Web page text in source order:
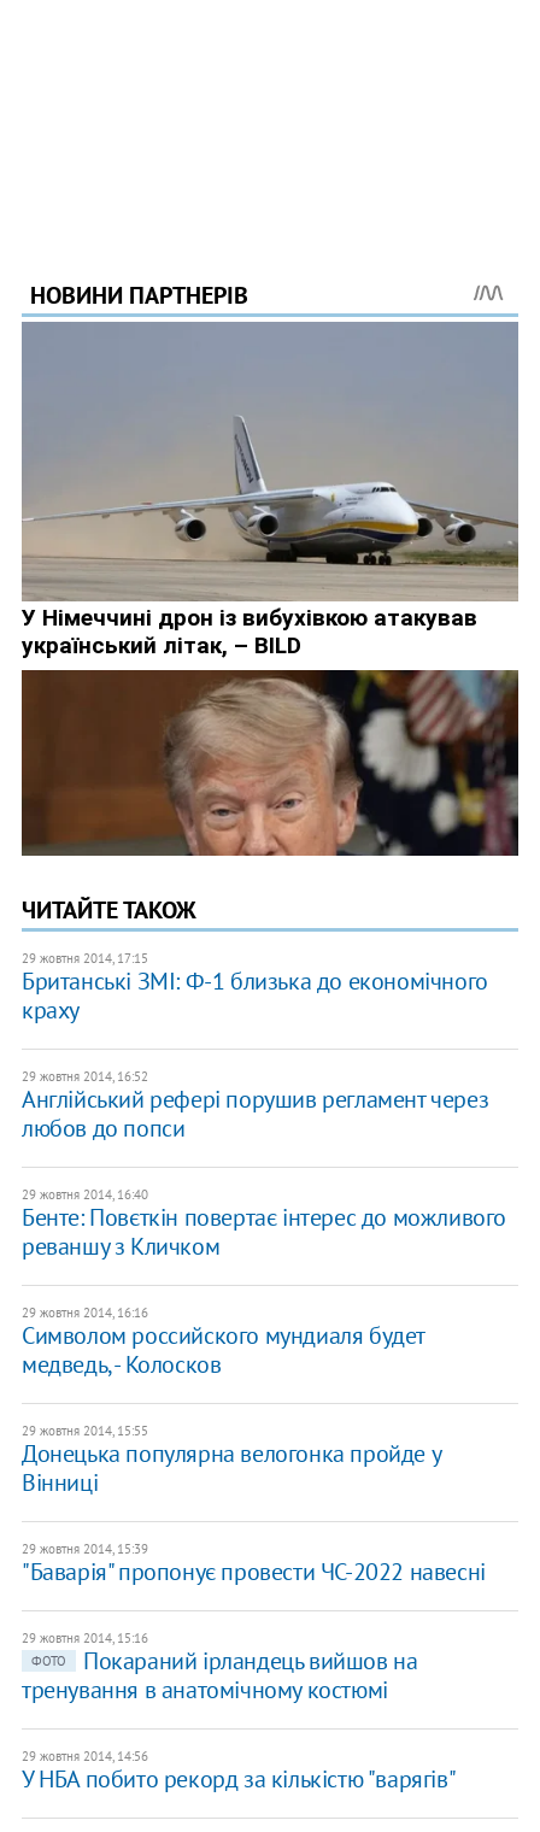
ЧИТАЙТЕ ТАКОЖ
29 жовтня 2014, 17:15
Британські ЗМІ: Ф-1 близька до економічного
краху
29 жовтня 2014, 16:52
Англійський рефері порушив регламент через
любов до попси
29 жовтня 2014, 16:40
Бенте: Повєткін повертає інтерес до можливого
реваншу з Кличком
29 жовтня 2014, 16:16
Символом российского мундиаля будет
медведь, - Колосков
29 жовтня 2014, 15:55
Донецька популярна велогонка пройде у
Вінниці
29 жовтня 2014, 15:39
"Баварія" пропонує провести ЧС-2022 навесні
29 жовтня 2014, 15:16
ФОТО
Покараний ірландець вийшов на
тренування в анатомічному костюмі
29 жовтня 2014, 14:56
У НБА побито рекорд за кількістю "варягів"